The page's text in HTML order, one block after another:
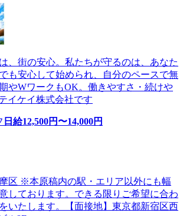
、街の安心。私たちが守るのは、あなた
も安心して始められ、自分のペースで無
やWワークもOK。働きやすさ・続けや
イケイ株式会社です
日給12,500円〜14,000円
区 ※本原稿内の駅・エリア以外にも幅
しております。できる限りご希望に合わ
いたします。【面接地】東京都新宿区西